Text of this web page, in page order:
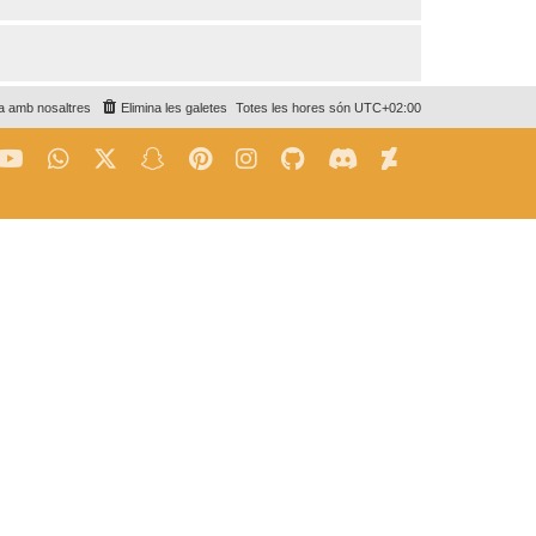
Totes les hores són UTC+02:00
Elimina les galetes
amb nosaltres